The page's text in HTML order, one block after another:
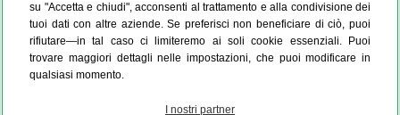
su "Accetta e chiudi", acconsenti al trattamento e alla condivisione dei
tuoi dati con altre aziende. Se preferisci non beneficiare di ciò, puoi
rifiutare—in tal caso ci limiteremo ai soli cookie essenziali. Puoi
trovare maggiori dettagli nelle impostazioni, che puoi modificare in
qualsiasi momento.
I nostri partner